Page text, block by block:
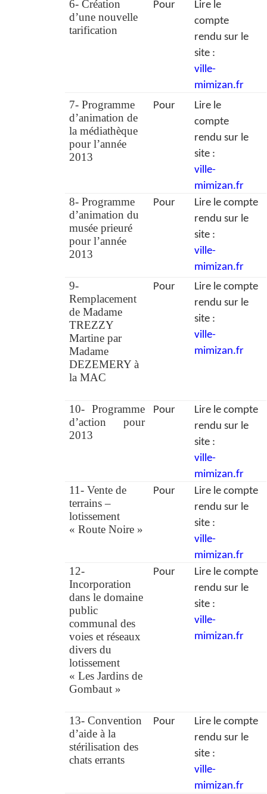
6- Création
d’une nouvelle
tarification
Pour
Lire le
compte
rendu sur le
site :
ville-
mimizan.fr
7- Programme
d’animation de
la médiathèque
pour l’année
2013
Pour
Lire le
compte
rendu sur le
site :
ville-
mimizan.fr
8- Programme
d’animation du
musée prieuré
pour l’année
2013
Pour
Lire le compte
rendu sur le
site :
ville-
mimizan.fr
9-
Remplacement
de Madame
TREZZY
Martine par
Madame
DEZEMERY à
la MAC
Pour
Lire le compte
rendu sur le
site :
ville-
mimizan.fr
10- Programme
d’action pour
2013
Pour
Lire le compte
rendu sur le
site :
ville-
mimizan.fr
11- Vente de
terrains –
lotissement
« Route Noire »
Pour
Lire le compte
rendu sur le
site :
ville-
mimizan.fr
12-
Incorporation
dans le domaine
public
communal des
voies et réseaux
divers du
lotissement
« Les Jardins de
Gombaut »
Pour
Lire le compte
rendu sur le
site :
ville-
mimizan.fr
13- Convention
d’aide à la
stérilisation des
chats errants
Pour
Lire le compte
rendu sur le
site :
ville-
mimizan.fr